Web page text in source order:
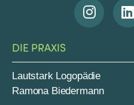
DIE PRAXIS
Lautstark Logopädie
Ramona Biedermann